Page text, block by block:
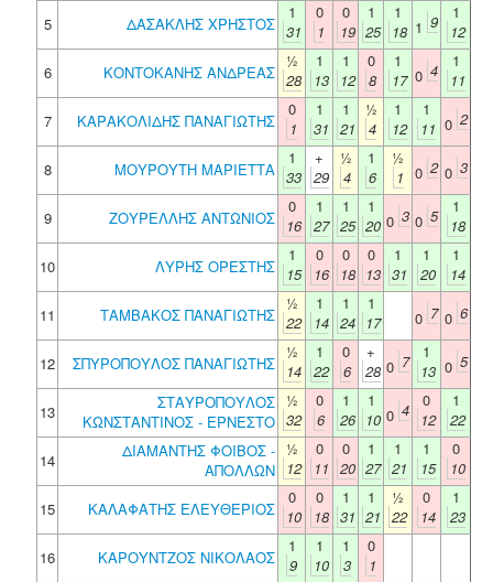
5
ΔΑΣΑΚΛΗΣ ΧΡΗΣΤΟΣ
1
31
0
1
0
19
1
25
1
18 1 9
1
12
6
ΚΟΝΤΟΚΑΝΗΣ ΑΝΔΡΕΑΣ
½
28
1
13
1
12
0
8
1
17 0 4
1
11
7
ΚΑΡΑΚΟΛΙΔΗΣ ΠΑΝΑΓΙΩΤΗΣ
0
1
1
31
1
21
½
4
1
12
1
11 0 2
8 ΜΟΥΡΟΥΤΗ ΜΑΡΙΕΤΤΑ
1
33
+
29
½
4
1
6
½
1 0 2 0 3
9 ΖΟΥΡΕΛΛΗΣ ΑΝΤΩΝΙΟΣ
0
16
1
27
1
25
1
20 0 3 0 5
1
18
10
ΛΥΡΗΣ ΟΡΕΣΤΗΣ
1
15
0
16
0
18
0
13
1
31
1
20
1
14
11
ΤΑΜΒΑΚΟΣ ΠΑΝΑΓΙΩΤΗΣ
½
22
1
14
1
24
1
17
0 7 0 6
12 ΣΠΥΡΟΠΟΥΛΟΣ ΠΑΝΑΓΙΩΤΗΣ
½
14
1
22
0
6
+
28 0 7
1
13 0 5
13
ΣΤΑΥΡΟΠΟΥΛΟΣ
ΚΩΝΣΤΑΝΤΙΝΟΣ - ΕΡΝΕΣΤΟ
½
32
0
6
1
26
1
10 0 4
0
12
1
22
14
ΔΙΑΜΑΝΤΗΣ ΦΟΙΒΟΣ -
ΑΠΟΛΛΩΝ
½
12
0
11
0
20
1
27
1
21
1
15
0
10
15
ΚΑΛΑΦΑΤΗΣ ΕΛΕΥΘΕΡΙΟΣ
0
10
0
18
1
31
1
21
½
22
0
14
1
23
16
ΚΑΡΟΥΝΤΖΟΣ ΝΙΚΟΛΑΟΣ
1
9
1
10
1
3
0
1